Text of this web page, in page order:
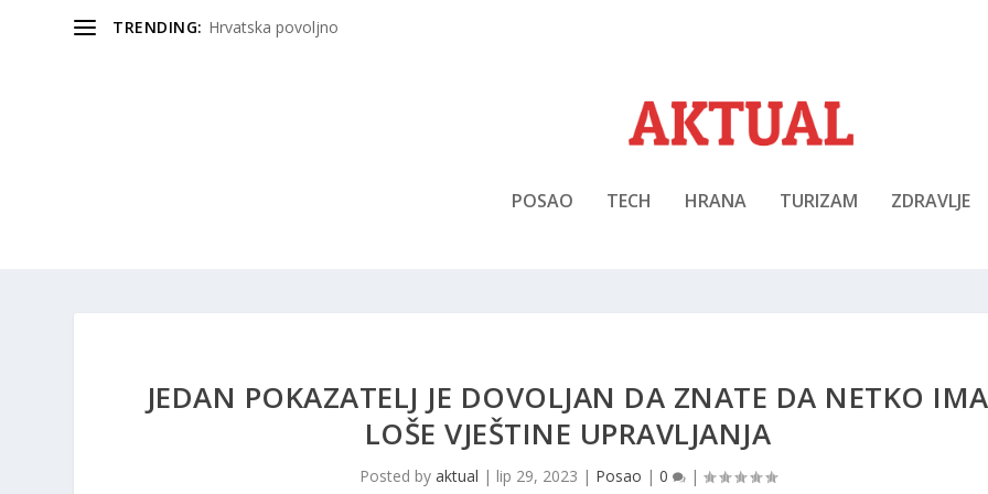
TRENDING: Hrvatska povoljno
POSAO TECH HRANA TURIZAM ZDRAVLJE
JEDAN POKAZATELJ JE DOVOLJAN DA ZNATE DA NETKO IMA
LOŠE VJEŠTINE UPRAVLJANJA
Posted by aktual | lip 29, 2023 | Posao | 0 |